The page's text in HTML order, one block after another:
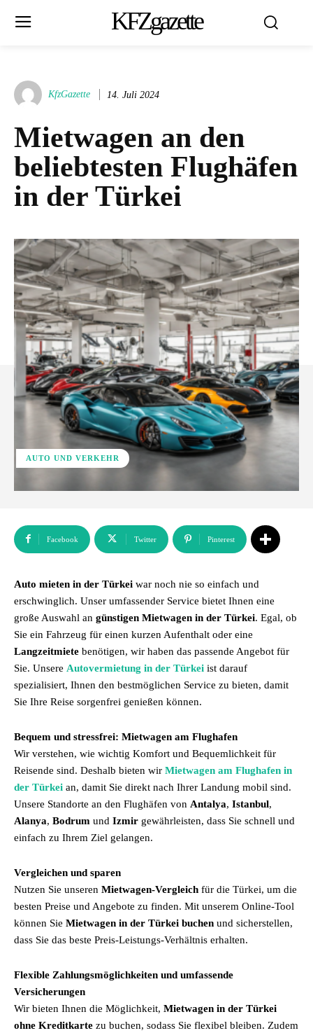
KFZgazette
KfzGazette 14. Juli 2024
Mietwagen an den
beliebtesten Flughäfen
in der Türkei
AUTO UND VERKEHR
Facebook Twitter Pinterest
Auto mieten in der Türkei war noch nie so einfach und
erschwinglich. Unser umfassender Service bietet Ihnen eine
große Auswahl an günstigen Mietwagen in der Türkei. Egal, ob
Sie ein Fahrzeug für einen kurzen Aufenthalt oder eine
Langzeitmiete benötigen, wir haben das passende Angebot für
Sie. Unsere Autovermietung in der Türkei ist darauf
spezialisiert, Ihnen den bestmöglichen Service zu bieten, damit
Sie Ihre Reise sorgenfrei genießen können.
Bequem und stressfrei: Mietwagen am Flughafen
Wir verstehen, wie wichtig Komfort und Bequemlichkeit für
Reisende sind. Deshalb bieten wir Mietwagen am Flughafen in
der Türkei an, damit Sie direkt nach Ihrer Landung mobil sind.
Unsere Standorte an den Flughäfen von Antalya, Istanbul,
Alanya, Bodrum und Izmir gewährleisten, dass Sie schnell und
einfach zu Ihrem Ziel gelangen.
Vergleichen und sparen
Nutzen Sie unseren Mietwagen-Vergleich für die Türkei, um die
besten Preise und Angebote zu finden. Mit unserem Online-Tool
können Sie Mietwagen in der Türkei buchen und sicherstellen,
dass Sie das beste Preis-Leistungs-Verhältnis erhalten.
Flexible Zahlungsmöglichkeiten und umfassende
Versicherungen
Wir bieten Ihnen die Möglichkeit, Mietwagen in der Türkei
ohne Kreditkarte zu buchen, sodass Sie flexibel bleiben. Zudem